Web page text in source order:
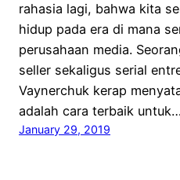
rahasia lagi, bahwa kita
hidup pada era di mana
perusahaan media.
seller sekaligus serial
Vaynerchuk kerap
adalah cara terbaik untuk…
January 29, 2019